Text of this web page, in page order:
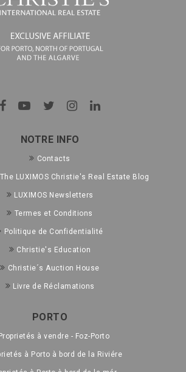
NOTRE INFO
Contacts
LUXIMOS Christie's Real Estate Blog
LUXIMOS Newsletters
Termes et Conditions
Politique de Confidentialité
Christie's Education
Christie´s Auction House
Livre de Réclamations
PORTO
Proprietés à vendre - Foz-Porto
à Porto à bord de la Riviére